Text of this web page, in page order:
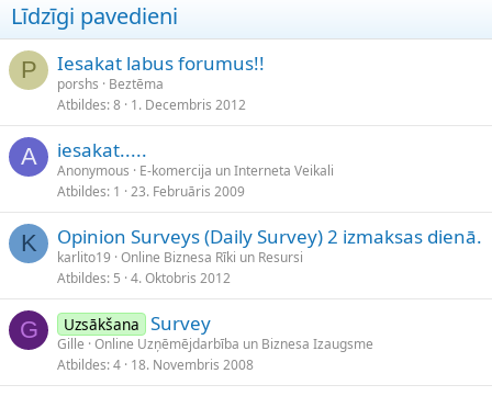
Līdzīgi pavedieni
P Iesakat labus forumus!!
porshs
Beztēma
Atbildes 8 1. Decembris 2012
A iesakat.....
Anonymous
E-komercija un Interneta Veikali
Atbildes 1 23. Februāris 2009
K Opinion Surveys (Daily Survey) 2 izmaksas dienā.
karlito19 Online Biznesa Rīki un Resursi
Atbildes 5 4. Oktobris 2012
G Uzsākšana Survey
Gille Online Uzņēmējdarbība un Biznesa Izaugsme
Atbildes 4 18. Novembris 2008